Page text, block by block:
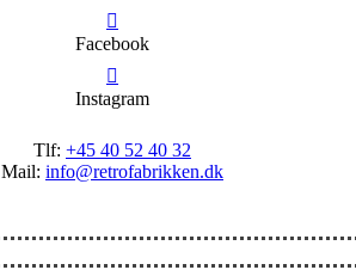
Facebook
Instagram
Tlf: +45 40 52 40 32
Mail: info@retrofabrikken.dk